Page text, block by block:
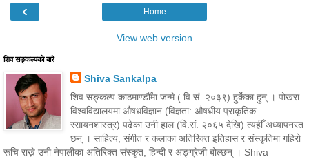
‹ Home
View web version
शिव सङ्कल्पकाे बारे
Shiva Sankalpa
शिव सङ्कल्प काठमाण्डौँमा जन्मे ( वि.सं. २०३९) हुर्केका हुन् । पोखरा
विश्वविद्यालयमा औषधविज्ञान (विज्ञता: औषधीय प्राकृतिक
रसायनशास्त्र) पढेका उनी हाल (वि.सं. २०६५ देखि) त्यहीँ अध्यापनरत
छन् । साहित्य, संगीत र कलाका अतिरिक्त इतिहास र संस्कृतिमा गहिरो
रूचि राख्ने उनी नेपालीका अतिरिक्त संस्कृत, हिन्दी र अङ्ग्रेजी बोल्छन् । Shiva